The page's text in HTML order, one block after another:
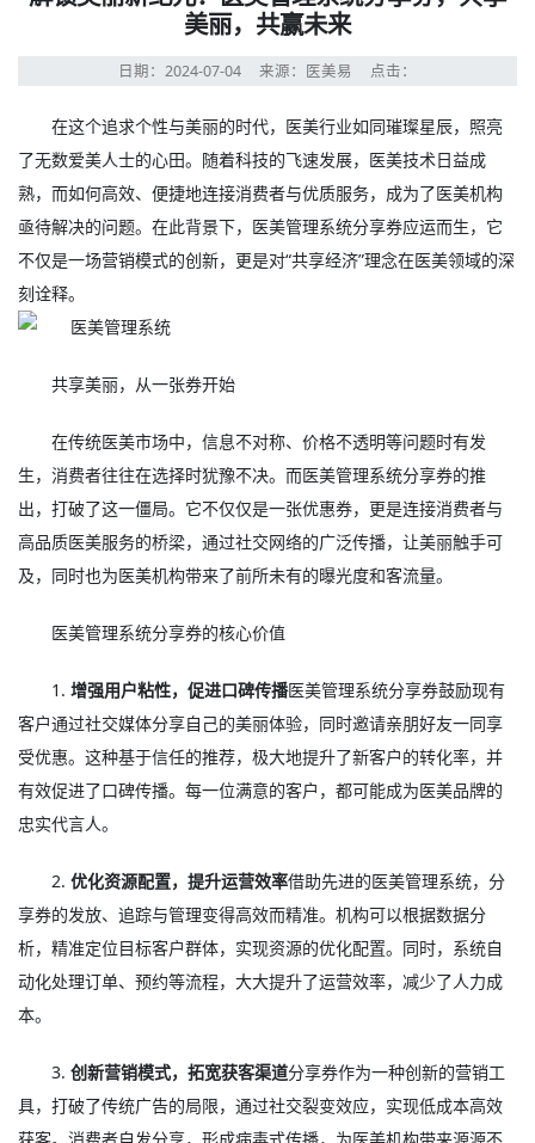
美丽，共赢未来
日期：2024-07-04 来源：医美易 点击：
在这个追求个性与美丽的时代，医美行业如同璀璨星辰，照亮
了无数爱美人士的心田。随着科技的飞速发展，医美技术日益成
熟，而如何高效、便捷地连接消费者与优质服务，成为了医美机构
亟待解决的问题。在此背景下， 医美管理系统分享券应运而生，它
不仅是一场营销模式的创新，更是对“共享经济”理念在医美领域的深
刻诠释。
共享美丽，从一张券开始
在传统医美市场中，信息不对称、价格不透明等问题时有发
生，消费者往往在选择时犹豫不决。而医美管理系统分享券的推
出，打破了这一僵局。它不仅仅是一张优惠券，更是连接消费者与
高品质医美服务的桥梁，通过社交网络的广泛传播，让美丽触手可
及，同时也为医美机构带来了前所未有的曝光度和客流量。
医美管理系统分享券的核心价值
1.增强用户粘性，促进口碑传播医美管理系统分享券鼓励现有
客户通过社交媒体分享自己的美丽体验，同时邀请亲朋好友一同享
受优惠。这种基于信任的推荐，极大地提升了新客户的转化率，并
有效促进了口碑传播。每一位满意的客户，都可能成为医美品牌的
忠实代言人。
2.优化资源配置，提升运营效率借助先进的医美管理系统，分
享券的发放、追踪与管理变得高效而精准。机构可以根据数据分
析，精准定位目标客户群体，实现资源的优化配置。同时，系统自
动化处理订单、预约等流程，大大提升了运营效率，减少了人力成
本。
3.创新营销模式，拓宽获客渠道分享券作为一种创新的营销工
具，打破了传统广告的局限，通过社交裂变效应，实现低成本高效